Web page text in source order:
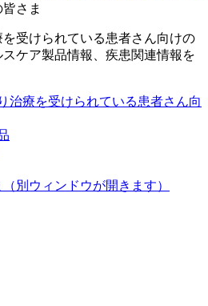
さま
受けられている患者さん向けの
ケア製品情報、疾患関連情報を
治療を受けられている患者さん向
（別ウィンドウが開きます）